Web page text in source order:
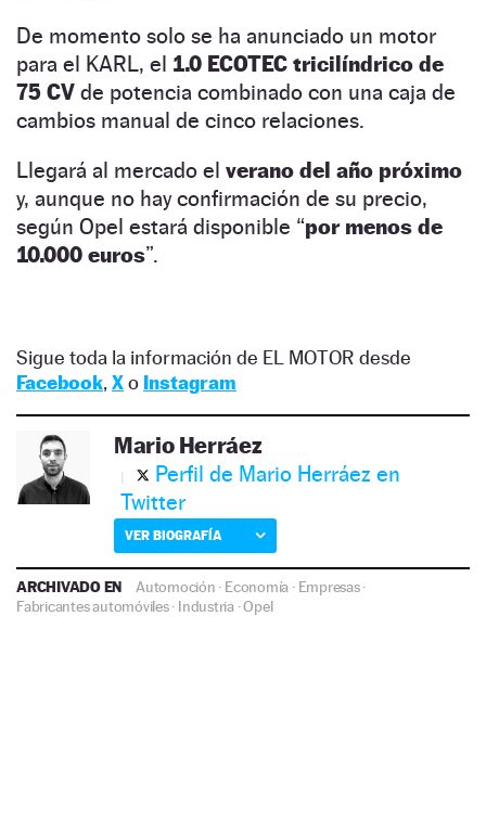
De momento solo se ha anunciado un motor
para el KARL, el 1.0 ECOTEC tricilíndrico de
75 CV de potencia combinado con una caja de
cambios manual de cinco relaciones.
Llegará al mercado el verano del año próximo
y, aunque no hay confirmación de su precio,
según Opel estará disponible “por menos de
10.000 euros”.
Sigue toda la información de EL MOTOR desde
Facebook, Xo Instagram
Mario Herráez
Perfil de Mario Herráez en
Twitter
VER BIOGRAFÍA
ARCHIVADO EN Automoción · Economía · Empresas·
Fabricantes automóviles· Industria·Opel